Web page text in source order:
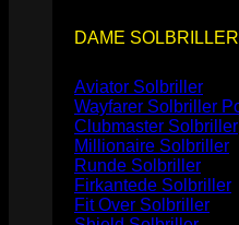
DAME SOLBRILLER
Aviator Solbriller
Wayfarer Solbriller
Clubmaster Solbriller
Millionaire Solbriller
Runde Solbriller
Firkantede Solbriller
Fit Over Solbriller